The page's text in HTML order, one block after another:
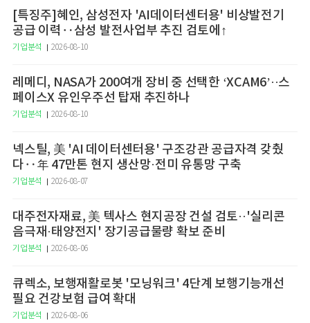
[특징주]혜인, 삼성전자 'AI데이터센터용' 비상발전기
공급 이력‥삼성 발전사업부 추진 검토에↑
기업분석 2026-08-10
레메디, NASA가 200여개 장비 중 선택한 ‘XCAM6’··스
페이스X 유인우주선 탑재 추진하나
기업분석 2026-08-10
넥스틸, 美 'AI 데이터센터용' 구조강관 공급자격 갖췄
다‥年 47만톤 현지 생산망·전미 유통망 구축
기업분석 2026-08-07
대주전자재료, 美 텍사스 현지공장 건설 검토··'실리콘
음극재·태양전지' 장기공급물량 확보 준비
기업분석 2026-08-06
큐렉소, 보행재활로봇 '모닝워크' 4단계 보행기능개선
필요 건강보험 급여 확대
기업분석 2026-08-06